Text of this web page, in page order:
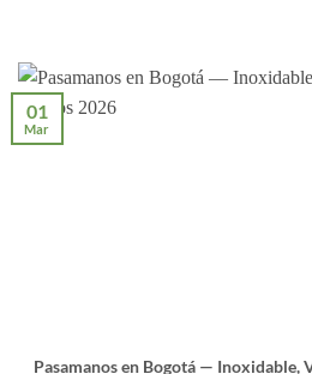
Pasamanos en Bogotá — Inoxidable,
01
Mar